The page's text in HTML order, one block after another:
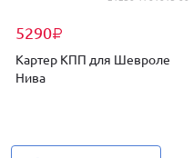
5290₽
Картер КПП для Шевроле
Нива